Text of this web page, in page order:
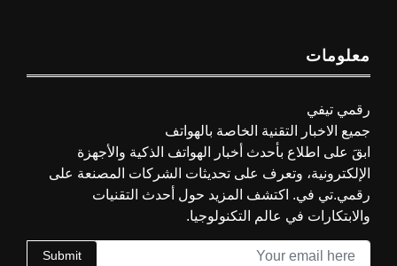
معلومات
رقمي تيفي
جميع الاخبار التقنية الخاصة بالهواتف
ابقَ على اطلاع بأحدث أخبار الهواتف الذكية والأجهزة
الإلكترونية، وتعرف على تحديثات الشركات المصنعة على
رقمي.تي في. اكتشف المزيد حول أحدث التقنيات
والابتكارات في عالم التكنولوجيا.
Submit